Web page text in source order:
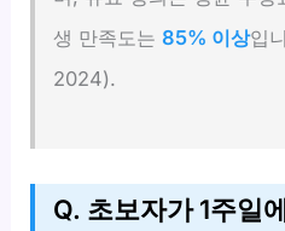
생 만족도는85% 이상입
2024).
Q. 초보자가 1주일